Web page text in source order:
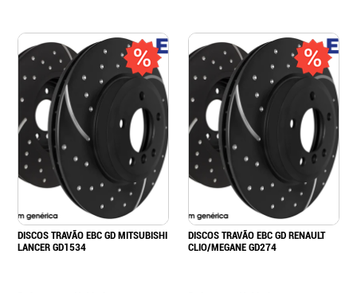
DISCOS TRAVÃO EBC GD MITSUBISHI
LANCER GD1534
DISCOS TRAVÃO EBC GD RENAULT
CLIO/MEGANE GD274